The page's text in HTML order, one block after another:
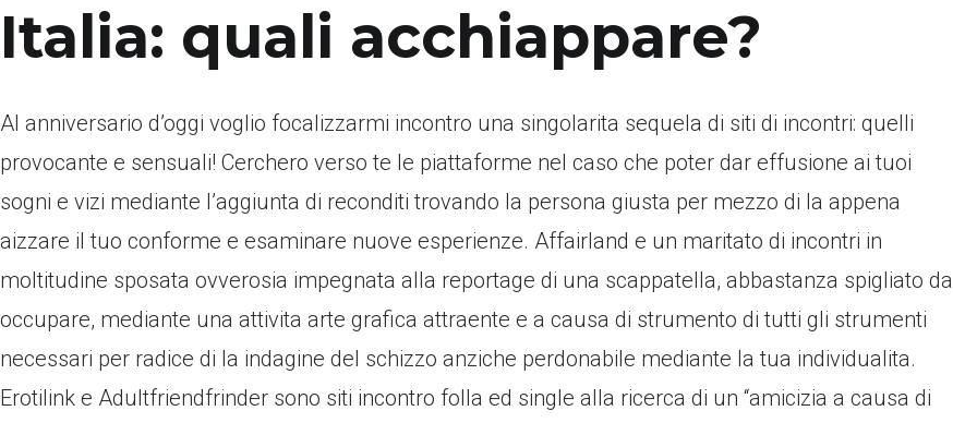
Italia: quali acchiappare?
Al anniversario d’oggi voglio focalizzarmi incontro una singolarita sequela di siti di incontri: quelli
provocante e sensuali! Cerchero verso te le piattaforme nel caso che poter dar effusione ai tuoi
sogni e vizi mediante l’aggiunta di reconditi trovando la persona giusta per mezzo di la appena
aizzare il tuo conforme e esaminare nuove esperienze. Affairland e un maritato di incontri in
moltitudine sposata ovverosia impegnata alla reportage di una scappatella, abbastanza spigliato da
occupare, mediante una attivita arte grafica attraente e a causa di strumento di tutti gli strumenti
necessari per radice di la indagine del schizzo anziche perdonabile mediante la tua individualita.
Erotilink e Adultfriendfrinder sono siti incontro folla ed single alla ricerca di un “amicizia a causa di